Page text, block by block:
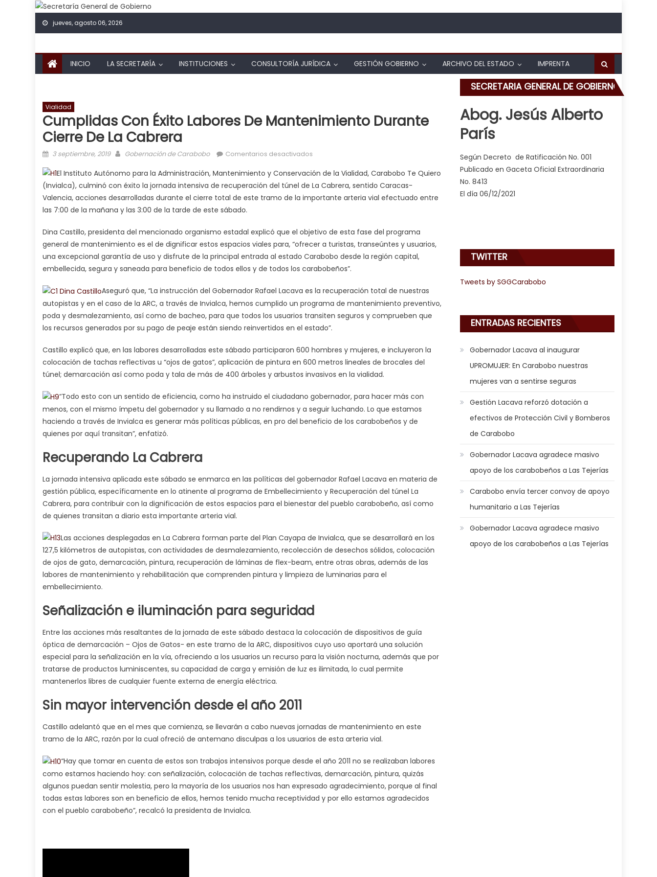
Skip to content
jueves, agosto 06, 2026
INICIO LA SECRETARÍA INSTITUCIONES CONSULTORÍA JURÍDICA GESTIÓN GOBIERNO ARCHIVO DEL ESTADO IMPRENTA
Vialidad
Cumplidas Con Éxito Labores De Mantenimiento Durante
Cierre De La Cabrera
Posted on
3 septiembre, 2019 Author
Gobernación de Carabobo Comentarios desactivados en Cumplidas con éxito labores de mantenimiento durante cierre de La Cabrera
El Instituto Autónomo para la Administración, Mantenimiento y Conservación de la Vialidad, Carabobo Te Quiero
(Invialca), culminó con éxito la jornada intensiva de recuperación del túnel de La Cabrera, sentido Caracas-
Valencia, acciones desarrolladas durante el cierre total de este tramo de la importante arteria vial efectuado entre
las 7:00 de la mañana y las 3:00 de la tarde de este sábado.
Dina Castillo, presidenta del mencionado organismo estadal explicó que el objetivo de esta fase del programa
general de mantenimiento es el de dignificar estos espacios viales para, “ofrecer a turistas, transeúntes y usuarios,
una excepcional garantía de uso y disfrute de la principal entrada al estado Carabobo desde la región capital,
embellecida, segura y saneada para beneficio de todos ellos y de todos los carabobeños”.
Aseguró que, “La instrucción del Gobernador Rafael Lacava es la recuperación total de nuestras
autopistas y en el caso de la ARC, a través de Invialca, hemos cumplido un programa de mantenimiento preventivo,
poda y desmalezamiento, así como de bacheo, para que todos los usuarios transiten seguros y comprueben que
los recursos generados por su pago de peaje están siendo reinvertidos en el estado”.
Castillo explicó que, en las labores desarrolladas este sábado participaron 600 hombres y mujeres, e incluyeron la
colocación de tachas reflectivas u “ojos de gatos”, aplicación de pintura en 600 metros lineales de brocales del
túnel; demarcación así como poda y tala de más de 400 árboles y arbustos invasivos en la vialidad.
“Todo esto con un sentido de eficiencia, como ha instruido el ciudadano gobernador, para hacer más con
menos, con el mismo ímpetu del gobernador y su llamado a no rendirnos y a seguir luchando. Lo que estamos
haciendo a través de Invialca es generar más políticas públicas, en pro del beneficio de los carabobeños y de
quienes por aquí transitan”, enfatizó.
Recuperando La Cabrera
La jornada intensiva aplicada este sábado se enmarca en las políticas del gobernador Rafael Lacava en materia de
gestión pública, específicamente en lo atinente al programa de Embellecimiento y Recuperación del túnel La
Cabrera, para contribuir con la dignificación de estos espacios para el bienestar del pueblo carabobeño, así como
de quienes transitan a diario esta importante arteria vial.
Las acciones desplegadas en La Cabrera forman parte del Plan Cayapa de Invialca, que se desarrollará en los
127,5 kilómetros de autopistas, con actividades de desmalezamiento, recolección de desechos sólidos, colocación
de ojos de gato, demarcación, pintura, recuperación de láminas de flex-beam, entre otras obras, además de las
labores de mantenimiento y rehabilitación que comprenden pintura y limpieza de luminarias para el
embellecimiento.
Señalización e iluminación para seguridad
Entre las acciones más resaltantes de la jornada de este sábado destaca la colocación de dispositivos de guía
óptica de demarcación – Ojos de Gatos- en este tramo de la ARC, dispositivos cuyo uso aportará una solución
especial para la señalización en la vía, ofreciendo a los usuarios un recurso para la visión nocturna, además que por
tratarse de productos luminiscentes, su capacidad de carga y emisión de luz es ilimitada, lo cual permite
mantenerlos libres de cualquier fuente externa de energía eléctrica.
Sin mayor intervención desde el año 2011
Castillo adelantó que en el mes que comienza, se llevarán a cabo nuevas jornadas de mantenimiento en este
tramo de la ARC, razón por la cual ofreció de antemano disculpas a los usuarios de esta arteria vial.
“Hay que tomar en cuenta de estos son trabajos intensivos porque desde el año 2011 no se realizaban labores
como estamos haciendo hoy: con señalización, colocación de tachas reflectivas, demarcación, pintura, quizás
algunos puedan sentir molestia, pero la mayoría de los usuarios nos han expresado agradecimiento, porque al final
todas estas labores son en beneficio de ellos, hemos tenido mucha receptividad y por ello estamos agradecidos
con el pueblo carabobeño”, recalcó la presidenta de Invialca.
SECRETARIA GENERAL DE GOBIERNO
Abog. Jesús Alberto
París
Según Decreto de Ratificación No. 001
Publicado en Gaceta Oficial Extraordinaria
No. 8413
El día 06/12/2021
TWITTER
Tweets by SGGCarabobo
ENTRADAS RECIENTES
Gobernador Lacava al inaugurar
UPROMUJER: En Carabobo nuestras
mujeres van a sentirse seguras
Gestión Lacava reforzó dotación a
efectivos de Protección Civil y Bomberos
de Carabobo
Gobernador Lacava agradece masivo
apoyo de los carabobeños a Las Tejerías
Carabobo envía tercer convoy de apoyo
humanitario a Las Tejerías
Gobernador Lacava agradece masivo
apoyo de los carabobeños a Las Tejerías